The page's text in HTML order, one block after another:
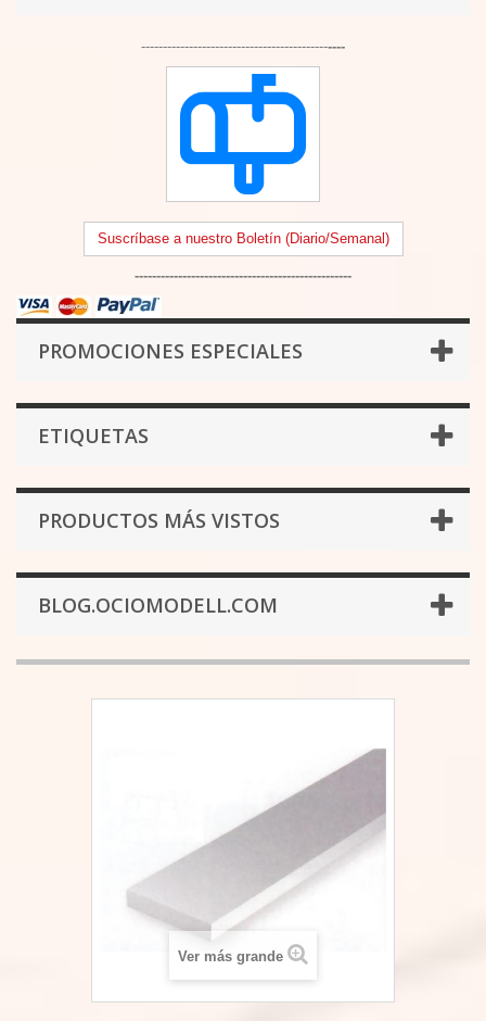
-----------------------------------------------
Suscríbase a nuestro Boletín (Diario/Semanal)
--------------------------------------------------
PROMOCIONES ESPECIALES
ETIQUETAS
PRODUCTOS MÁS VISTOS
BLOG.OCIOMODELL.COM
Ver más grande